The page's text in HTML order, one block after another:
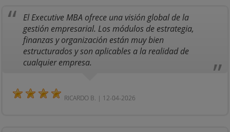
El Executive MBA ofrece una visión global de la
gestión empresarial. Los módulos de estrategia,
finanzas y organización están muy bien
estructurados y son aplicables a la realidad de
cualquier empresa.
RICARDO B. | 12-04-2026